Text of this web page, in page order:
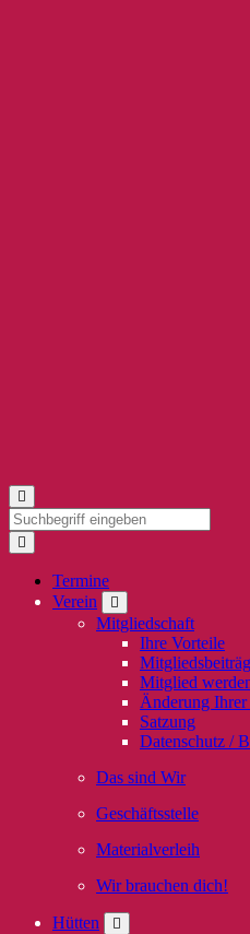
Termine
Verein
Mitgliedschaft
Ihre Vorteile
Mitglied
Änderung Ihrer
Satzung
Datenschutz /
Das sind Wir
Geschäftsstelle
Materialverleih
Wir brauchen dich!
Hütten